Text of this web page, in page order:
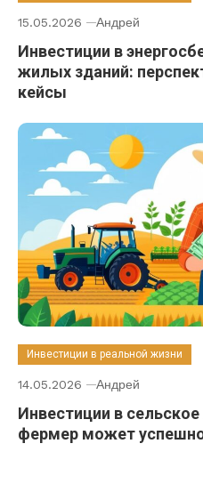
15.05.2026 Андрей
Инвестиции в
жилых зданий:
кейсы
Инвестиции в реальной жизни
14.05.2026 Андрей
Инвестиции в
фермер может